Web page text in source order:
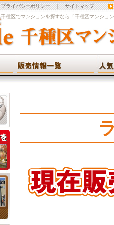
プライバシーポリシー｜サイトマップ
千種区でマンションを探すなら「千種区マンション